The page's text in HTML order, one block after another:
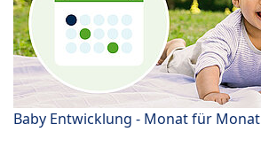
Baby Entwicklung - Monat für Monat